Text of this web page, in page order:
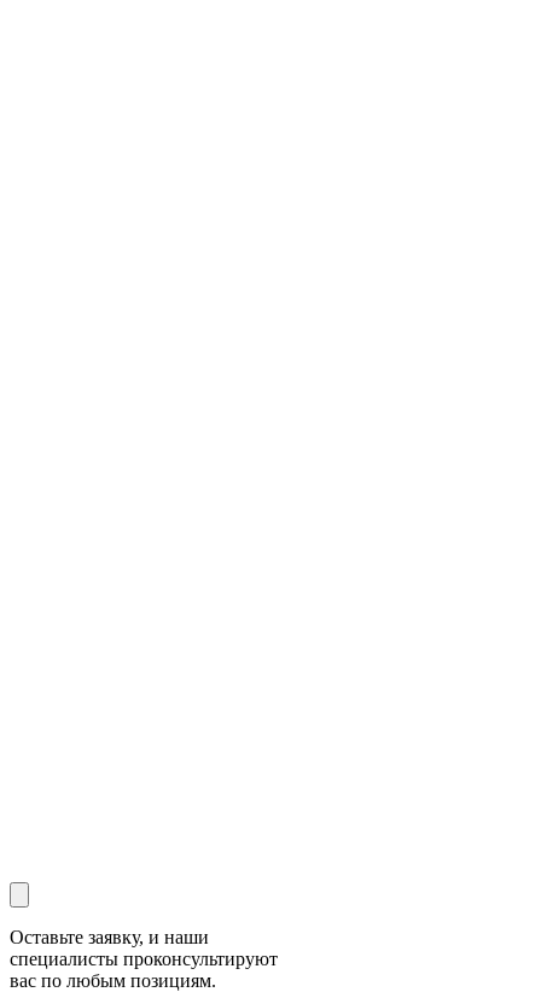
Оставьте заявку, и наши
специалисты проконсультируют
вас по любым позициям.